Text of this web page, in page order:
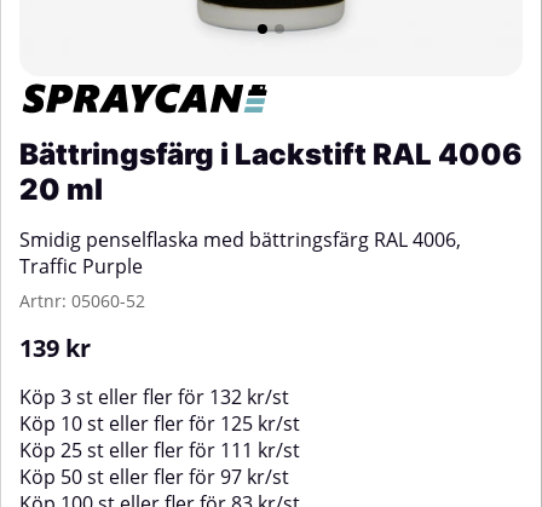
Bättringsfärg i Lackstift RAL 4006
20 ml
Smidig penselflaska med bättringsfärg RAL 4006,
Traffic Purple
Artnr: 05060-52
139 kr
Köp 3 st eller fler för 132 kr/st
Köp 10 st eller fler för 125 kr/st
Köp 25 st eller fler för 111 kr/st
Köp 50 st eller fler för97 kr/st